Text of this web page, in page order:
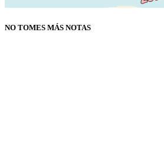
NO TOMES MÁS NOTAS